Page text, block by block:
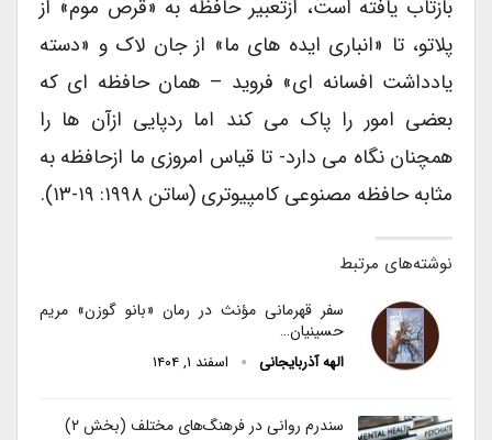
بازتاب یافته است، ازتعبیر حافظه به «قرص موم» از
پلاتو، تا «انباری ایده های ما» از جان لاک و «دسته
یادداشت افسانه ای» فروید – همان حافظه ای که
بعضی امور را پاک می کند اما ردپایی ازآن ها را
همچنان نگاه می دارد- تا قیاس امروزی ما ازحافظه به
مثابه حافظه مصنوعی کامپیوتری (ساتن ۱۹۹۸: ۱۹-۱۳).
نوشته‌های مرتبط
سفر قهرمانی مؤنث در رمان «بانو گوزن» مریم
حسینیان…
الهه آذربایجانی اسفند ۱, ۱۴۰۴
سندرم روانی در فرهنگ‌های مختلف (بخش ۲)